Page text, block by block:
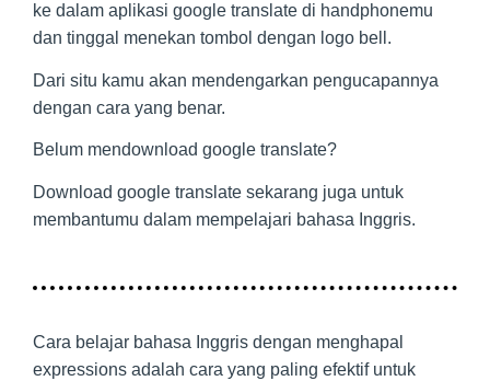
ke dalam aplikasi google translate di handphonemu
dan tinggal menekan tombol dengan logo bell.
Dari situ kamu akan mendengarkan pengucapannya
dengan cara yang benar.
Belum mendownload google translate?
Download google translate sekarang juga untuk
membantumu dalam mempelajari bahasa Inggris.
Cara belajar bahasa Inggris dengan menghapal
expressions adalah cara yang paling efektif untuk